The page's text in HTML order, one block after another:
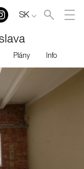
SK
Plány Info